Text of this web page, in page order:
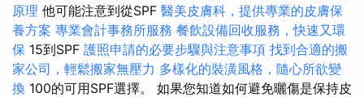
原理 他可能注意到從SPF 醫美皮膚科，提供專業的皮膚保
養方案 專業會計事務所服務 餐飲設備回收服務，快速又環
保 15到SPF 護照申請的必要步驟與注意事項 找到合適的搬
家公司，輕鬆搬家無壓力 多樣化的裝潢風格，隨心所欲變
換 100的可用SPF選擇。 如果您知道如何避免曬傷是保持皮